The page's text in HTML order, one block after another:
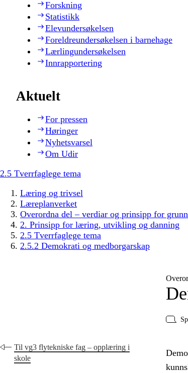
Forskning
Statistikk
Elevundersøkelsen
Foreldreundersøkelsen i barnehage
Lærlingundersøkelsen
Innrapportering
Aktuelt
For pressen
Høringer
Nyhetsvarsel
Om Udir
2.5 Tverrfaglege tema
Læring og trivsel
Læreplanverket
Overordna del – verdiar og prinsipp for
2. Prinsipp for læring, utvikling og danning
2.5 Tverrfaglege tema
2.5.2 Demokrati og medborgarskap
Til vg3 flytekniske fag – opplæring i
skole